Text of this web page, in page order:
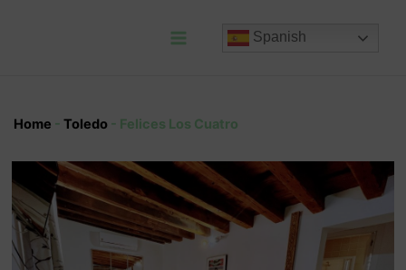
Spanish
Home - Toledo - Felices Los Cuatro